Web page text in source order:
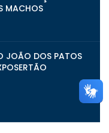
MACHOS
JOÃO DOS PATOS